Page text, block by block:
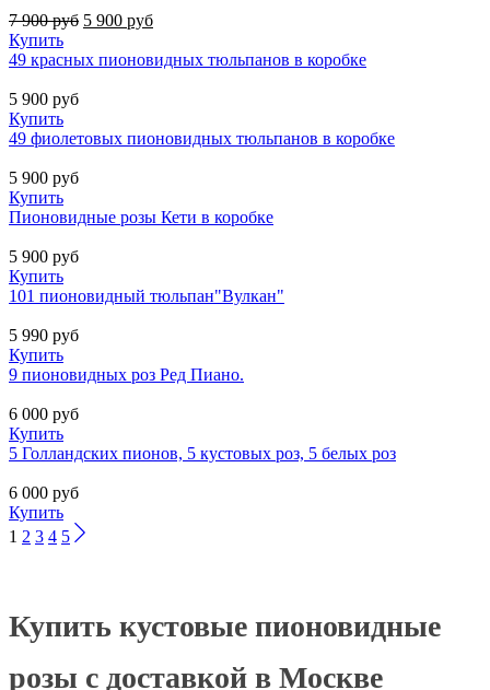
7 900руб 5 900 руб
Купить
49 красных пионовидных тюльпанов в коробке
5 900 руб
Купить
49 фиолетовых пионовидных тюльпанов в коробке
5 900 руб
Купить
Пионовидные розы Кети в коробке
5 900 руб
Купить
101 пионовидный тюльпан"Вулкан"
5 990 руб
Купить
9 пионовидных роз Ред Пиано.
6 000 руб
Купить
5 Голландских пионов, 5 кустовых роз, 5 белых роз
6 000 руб
Купить
1 2 3 4 5
Купить кустовые пионовидные
розы с доставкой в Москве